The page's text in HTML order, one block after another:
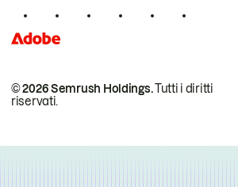
© 2026 Semrush Holdings.Tutti i diritti
riservati.